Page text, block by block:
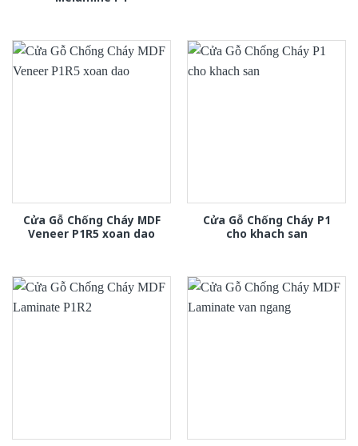
Cửa Gỗ Chống Cháy MDF
Veneer P1R5 xoan dao
Cửa Gỗ Chống Cháy P1
cho khach san